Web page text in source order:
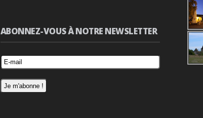
ABONNEZ-VOUS À NOTRE NEWSLETTER